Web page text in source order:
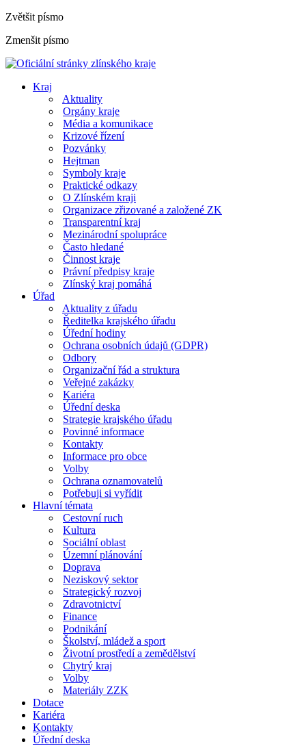
Zvětšit písmo
Zmenšit písmo
Kraj
Aktuality
Orgány kraje
Média a komunikace
Krizové řízení
Pozvánky
Hejtman
Symboly kraje
Praktické odkazy
O Zlínském kraji
Organizace zřizované a založené ZK
Transparentní kraj
Mezinárodní spolupráce
Často hledané
Činnost kraje
Právní předpisy kraje
Zlínský kraj pomáhá
Úřad
Aktuality z úřadu
Ředitelka krajského úřadu
Úřední hodiny
Ochrana osobních údajů (GDPR)
Odbory
Organizační řád a struktura
Veřejné zakázky
Kariéra
Úřední deska
Strategie krajského úřadu
Povinné informace
Kontakty
Informace pro obce
Volby
Ochrana oznamovatelů
Potřebuji si vyřídit
Hlavní témata
Cestovní ruch
Kultura
Sociální oblast
Územní plánování
Doprava
Neziskový sektor
Strategický rozvoj
Zdravotnictví
Finance
Podnikání
Školství, mládež a sport
Životní prostředí a zemědělství
Chytrý kraj
Volby
Materiály ZZK
Dotace
Kariéra
Kontakty
Úřední deska